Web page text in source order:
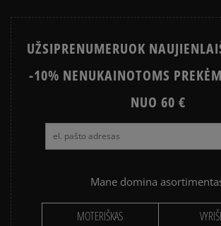
UŽSIPRENUMERUOK
-10% NENUKAINOTOMS
NUO 60 €
Mane domina
MOTERIŠKAS